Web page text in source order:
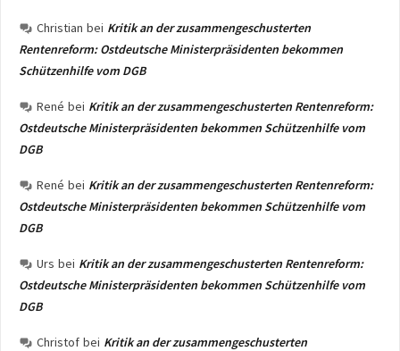
Christian bei Kritik an der zusammengeschusterten
Rentenreform: Ostdeutsche Ministerpräsidenten bekommen
Schützenhilfe vom DGB
René bei Kritik an der zusammengeschusterten Rentenreform:
Ostdeutsche Ministerpräsidenten bekommen Schützenhilfe vom
DGB
René bei Kritik an der zusammengeschusterten Rentenreform:
Ostdeutsche Ministerpräsidenten bekommen Schützenhilfe vom
DGB
Urs bei Kritik an der zusammengeschusterten Rentenreform:
Ostdeutsche Ministerpräsidenten bekommen Schützenhilfe vom
DGB
Christof bei Kritik an der zusammengeschusterten